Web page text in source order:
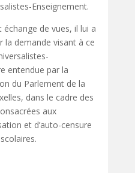
Enseignement.
de vues, il lui a
la demande visant à ce
entendue par la
du Parlement de la
dans le cadre des
aux
et d’auto-censure